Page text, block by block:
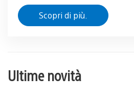
Scopri di più.
Ultime novità